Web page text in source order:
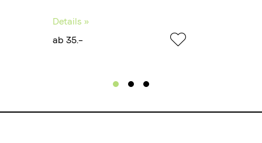
Details »
ab 35.–